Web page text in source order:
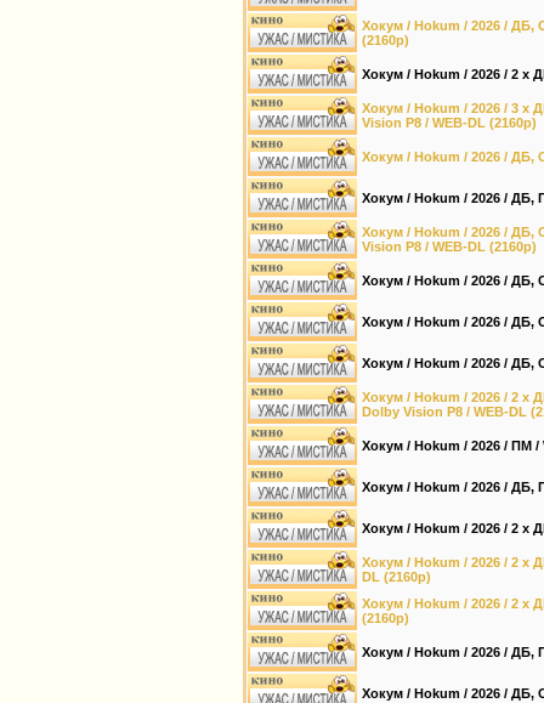
Хокум / Hokum / 2026 / ДБ,
(2160p)
Хокум / Hokum / 2026 / 2 x
Хокум / Hokum / 2026 / 3 x
Vision P8 / WEB-DL (2160p)
Хокум / Hokum / 2026 / ДБ,
Хокум / Hokum / 2026 / ДБ,
Хокум / Hokum / 2026 / ДБ,
Vision P8 / WEB-DL (2160p)
Хокум / Hokum / 2026 / ДБ,
Хокум / Hokum / 2026 / ДБ,
Хокум / Hokum / 2026 / ДБ,
Хокум / Hokum / 2026 / 2 x
Dolby Vision P8 / WEB-DL
Хокум / Hokum / 2026 / ПМ /
Хокум / Hokum / 2026 / ДБ,
Хокум / Hokum / 2026 / 2 x
Хокум / Hokum / 2026 / 2 x
DL (2160p)
Хокум / Hokum / 2026 / 2 x
(2160p)
Хокум / Hokum / 2026 / ДБ,
Хокум / Hokum / 2026 / ДБ,